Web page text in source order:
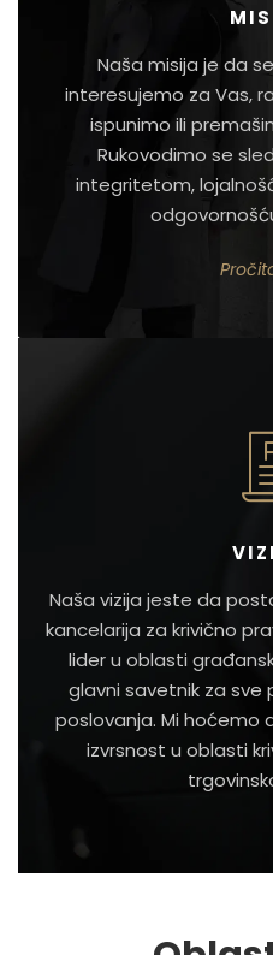
Naša misija je da
interesujemo za Vas,
ispunimo ili
Rukovodimo se
integritetom,
Naša vizija jeste da
kancelarija za krivično
lider u oblasti
glavni savetnik za
poslovanja. Mi hoćemo
izvrsnost u oblasti